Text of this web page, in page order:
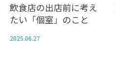
飲食店の出店前に考え
たい「個室」のこと
2025.06.27